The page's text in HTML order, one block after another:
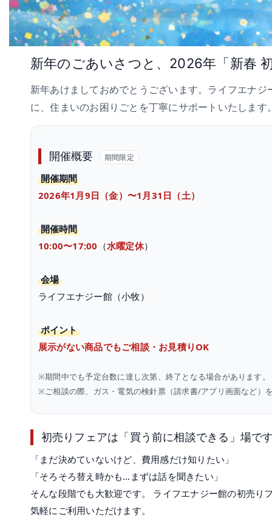
新年のごあいさつと、2026年「新春
新年あけましておめでとうございます。ライフエナジ
に、住まいのお困りごとを丁寧にサポートいたします
開催概要 期間限定
開催期間
2026年1月9日（金）〜1月31日（土）
開催時間
10:00〜17:00 （水曜定休）
会場
ライフエナジー館（小牧）
ポイント
展示がない商品でもご相談・お見積りOK
※期間中でも予定台数に達し次第、終了となる場合があります。
※ご相談の際、ガス・電気の検針票（請求書/アプリ画面など）
初売りフェアは「買う前に相談できる」場で
「まだ決めていないけど、費用感だけ知りたい」
「そろそろ替え時かも…まずは話を聞きたい」
そんな段階でも大歓迎です。 ライフエナジー館の初売り
気軽にご利用いただけます。